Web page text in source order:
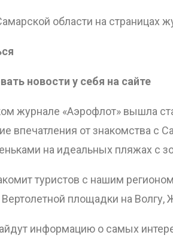
области на страницах
новости у себя на сайте
журнале «Аэрофлот» вышла
впечатления от знакомства с
на идеальных пляжах с
туристов с нашим
площадки на
информацию о самых